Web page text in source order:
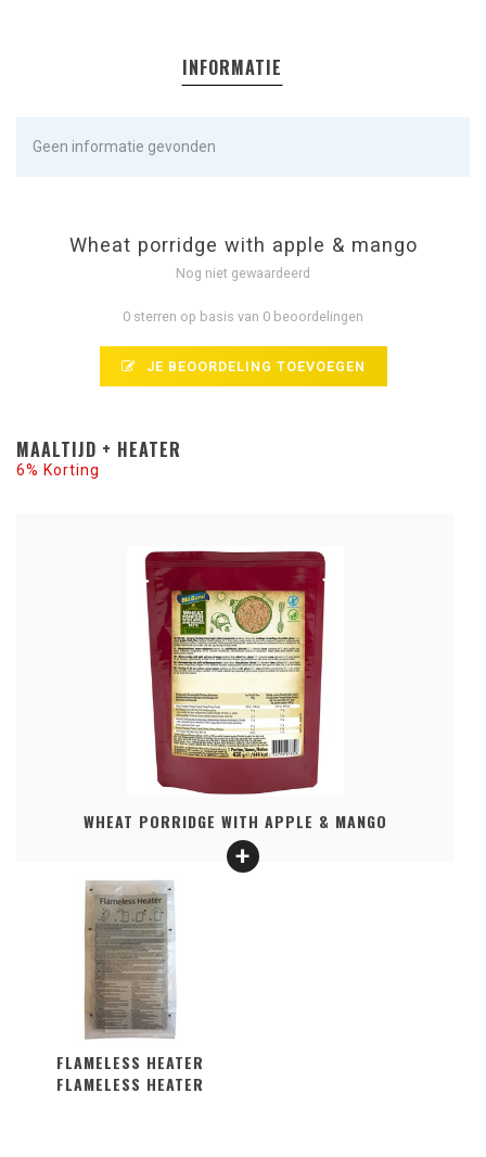
INFORMATIE
Geen informatie gevonden
Wheat porridge with apple & mango
Nog niet gewaardeerd
0 sterren op basis van 0 beoordelingen
JE BEOORDELING TOEVOEGEN
MAALTIJD + HEATER
6% Korting
WHEAT PORRIDGE WITH APPLE & MANGO
FLAMELESS HEATER
FLAMELESS HEATER